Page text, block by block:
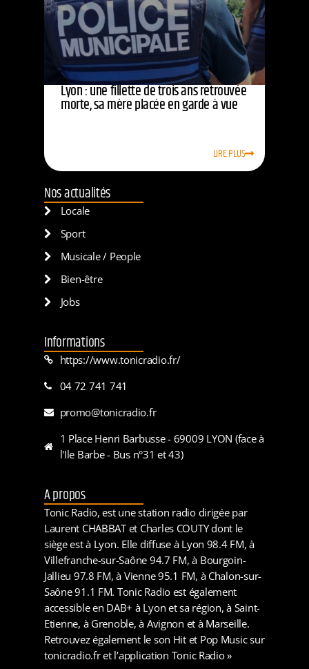
Lyon : une fillette de trois ans retrouvée
morte, sa mère placée en garde à vue
LIRE PLUS
Nos actualités
Locale
Sport
Musicale / People
Bien-être
Jobs
Informations
https://www.tonicradio.fr/
04 72 741 741
promo@tonicradio.fr
1 Place Henri Barbusse - 69009 LYON (face à
l'Ile Barbe - Bus n°31 et 43)
A propos
Tonic Radio, est une station radio dirigée par
Laurent CHABBAT et Charles COUTY dont le
siège est à Lyon. Elle diffuse à Lyon 98.4 FM, à
Villefranche-sur-Saône 94.7 FM, à Bourgoin-
Jallieu 97.8 FM, à Vienne 95.1 FM, à Chalon-sur-
Saône 91.1 FM. Tonic Radio est également
accessible en DAB+ à Lyon et sa région, à Saint-
Etienne, à Grenoble, à Avignon et à Marseille.
Retrouvez également le son Hit et Pop Music sur
tonicradio.fr et l’application Tonic Radio »